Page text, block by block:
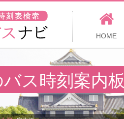
HOME
ス時刻案内板